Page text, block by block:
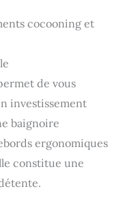
cocooning et
de vous
investissement
baignoire
ergonomiques
constitue une